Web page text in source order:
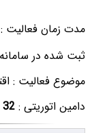
مدت زمان فعالیت
ثبت شده در
موضوع فعالیت :
دامین اتوریتی : 32